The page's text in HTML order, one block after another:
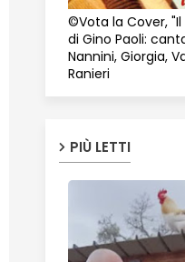
©Vota la Cover,
di Gino Paoli:
Nannini, Giorgia,
Ranieri
PIÙ LETTI